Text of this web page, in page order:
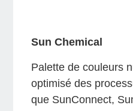
Sun Chemical
Palette de couleurs
optimisé des
que SunConnect,